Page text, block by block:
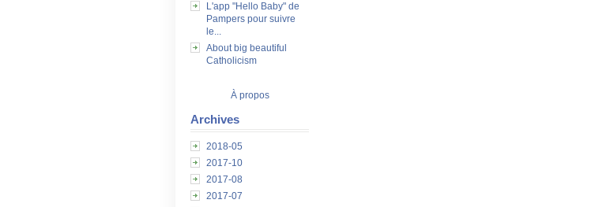
L'app "Hello Baby" de
Pampers pour suivre
le...
About big beautiful
Catholicism
À propos
Archives
2018-05
2017-10
2017-08
2017-07